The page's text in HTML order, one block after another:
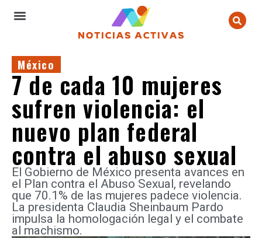
México
7 de cada 10 mujeres
sufren violencia: el
nuevo plan federal
contra el abuso sexual
El Gobierno de México presenta avances en
el Plan contra el Abuso Sexual, revelando
que 70.1% de las mujeres padece violencia.
La presidenta Claudia Sheinbaum Pardo
impulsa la homologación legal y el combate
al machismo.